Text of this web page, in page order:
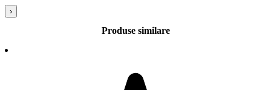
›
Produse similare